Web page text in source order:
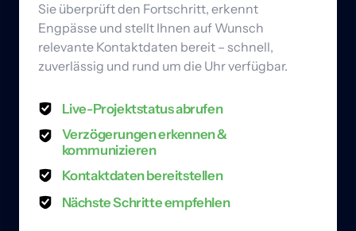
Sie überprüft den Fortschritt, erkennt
Engpässe und stellt Ihnen auf Wunsch
relevante Kontaktdaten bereit – schnell,
zuverlässig und rund um die Uhr verfügbar.
Live-Projektstatus abrufen
Verzögerungen erkennen &
kommunizieren
Kontaktdaten bereitstellen
Nächste Schritte empfehlen